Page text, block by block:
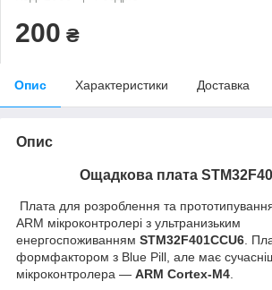
200 ₴
Опис Характеристики Доставка
Опис
Ощадкова плата
Плата для розроблення та
ARM мікроконтролері з ультранизьким
енергоспоживанням STM32F401CCU6.
формфактором з Blue Pill, але має
мікроконтролера — ARM Cortex-M4.